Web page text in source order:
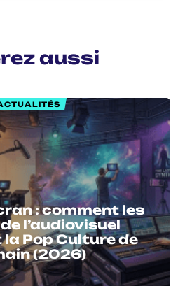
aussi
: comment les
l’audiovisuel
Pop Culture de
(2026)